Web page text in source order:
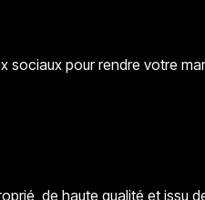
pour rendre votre
de haute qualité et issu